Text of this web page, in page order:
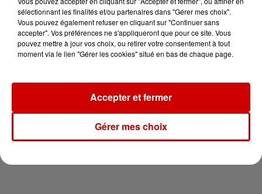
Le Duel - Gagnez votre balade
en jet ski !
Newsletter
sélectionnant les finalités et/ou partenaires dans "Gérer mes choix".
Vous pouvez également refuser en cliquant sur "Continuer sans
accepter". Vos préférences ne s'appliqueront que pour ce site. Vous
pouvez mettre à jour vos choix, ou retirer votre consentement à tout
moment via le lien "Gérer les cookies" situé en bas de chaque page.
Gérer mes choix
Accepter et fermer